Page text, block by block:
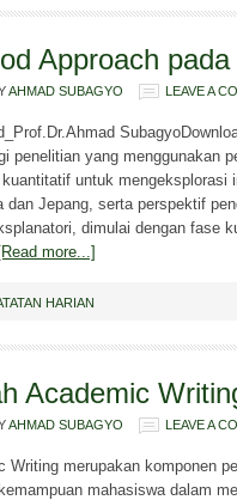
Approach
AHMAD SUBAGYO LEAVE A
penelitian yang menggunakan
untuk mengeksplorasi
dan Jepang, serta perspektif
dimulai dengan fase
[Read more...]
HARIAN
Academic
AHMAD SUBAGYO LEAVE A
Writing merupakan komponen
mahasiswa dalam